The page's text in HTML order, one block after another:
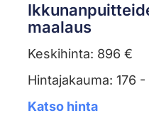
maalaus
Keskihinta: 896 €
Hintajakauma: 176 -
Katso hinta